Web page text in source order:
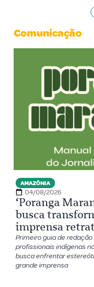
Comunicação
AMAZÔNIA
04/08/2026
‘Poranga
busca
imprensa
Primeiro guia de
profissionais indígenas
busca enfrentar
grande imprensa